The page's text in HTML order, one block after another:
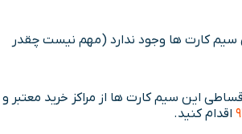
سیم کارت ها وجود ندارد (مهم نیست چقدر
این سیم کارت ها از مراکز خرید معتبر و
اقدام کنید.